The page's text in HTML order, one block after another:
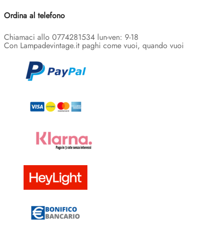
Ordina al telefono
Chiamaci allo 0774281534 lun-ven: 9-18
Con Lampadevintage.it paghi come vuoi, quando vuoi